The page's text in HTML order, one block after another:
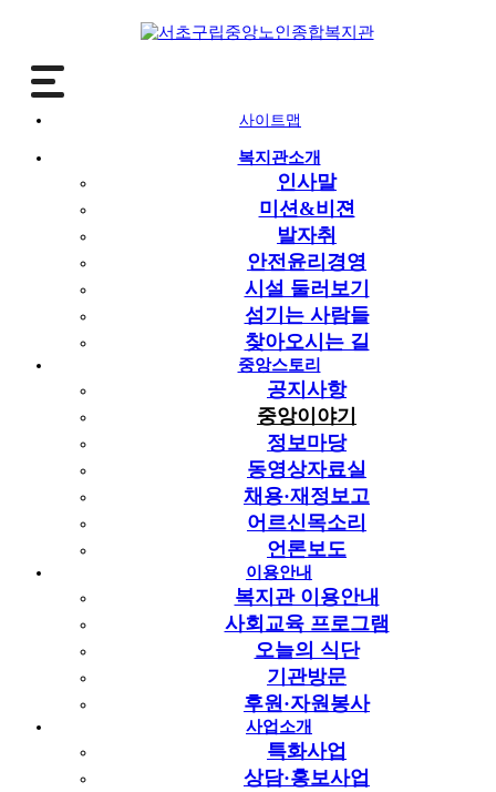
사이트맵
복지관소개
인사말
미션&비젼
발자취
안전윤리경영
시설 둘러보기
섬기는 사람들
찾아오시는 길
중앙스토리
공지사항
중앙이야기
정보마당
동영상자료실
채용·재정보고
어르신목소리
언론보도
이용안내
복지관 이용안내
사회교육 프로그램
오늘의 식단
기관방문
후원·자원봉사
사업소개
특화사업
상담·홍보사업
중앙이야기
[경로식당]2025년 요리교실 '요미남
도전기' 4회기
페이지 정보
서초구립중앙노인종합복지관 작성일2025-11-05 16:40
330회
서초구립중앙노인종합복지관
관련링크
목록